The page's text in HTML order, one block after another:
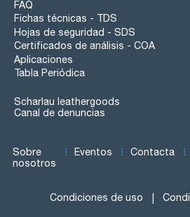
FAQ
Fichas técnicas - TDS
Hojas de seguridad - SDS
Certificados de análisis - COA
Aplicaciones
Tabla Periódica
Scharlau leathergoods
Canal de denuncias
Sobre
nosotros
Eventos Contacta
Condiciones de uso